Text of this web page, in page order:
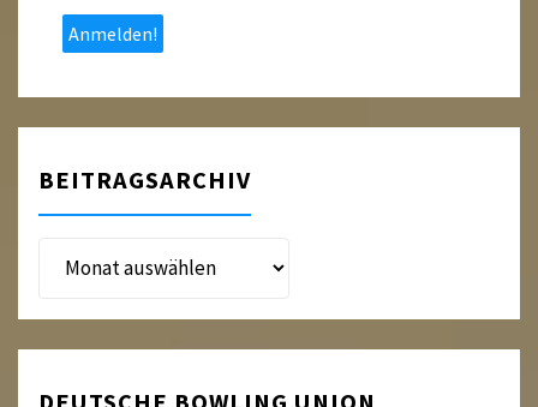
*
BEITRAGSARCHIV
Beitragsarchiv